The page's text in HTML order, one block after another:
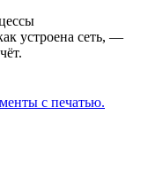
устроена сеть, —
с печатью.